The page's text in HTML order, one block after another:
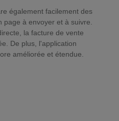
également facilement des
à envoyer et à suivre.
la facture de vente
De plus, l'application
améliorée et étendue.